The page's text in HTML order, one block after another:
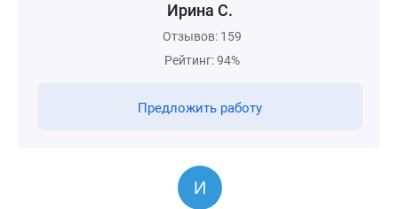
Ирина С.
Отзывов: 159
Рейтинг: 94%
Предложить работу